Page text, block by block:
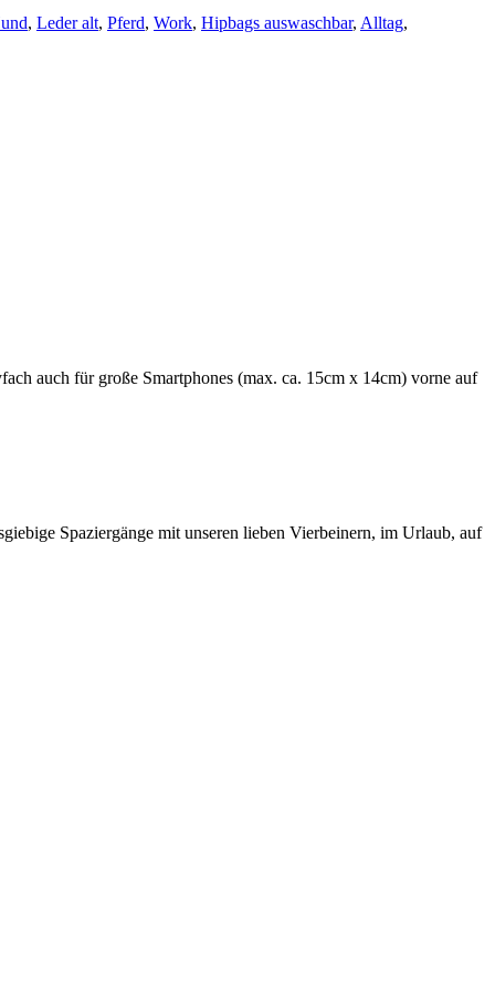
, Leder alt, Pferd, Work, Hipbags auswaschbar, Alltag,
auch für große Smartphones (max. ca. 15cm x 14cm) vorne auf
Spaziergänge mit unseren lieben Vierbeinern, im Urlaub, auf